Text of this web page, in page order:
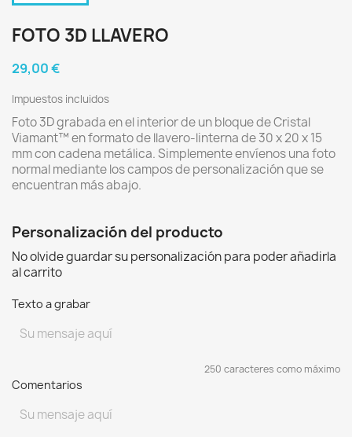
FOTO 3D LLAVERO
29,00 €
Impuestos incluidos
Foto 3D grabada en el interior de un bloque de Cristal
Viamant™ en formato de llavero-linterna de 30 x 20 x 15
mm con cadena metálica. Simplemente envíenos una foto
normal mediante los campos de personalización que se
encuentran más abajo.
Personalización del producto
No olvide guardar su personalización para poder añadirla
al carrito
Texto a grabar
250 caracteres como máximo
Comentarios